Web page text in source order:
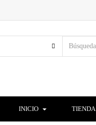
INICIO TIENDA